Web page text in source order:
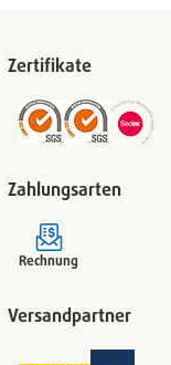
Zertifikate
Zahlungsarten
Rechnung
Versandpartner